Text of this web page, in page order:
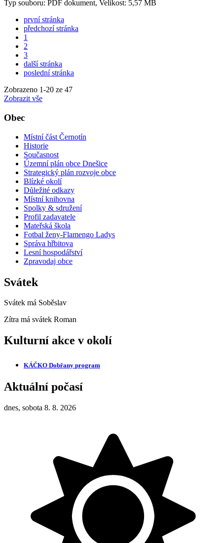
Typ souboru: PDF dokument, Velikost: 5,57 MB
první stránka
předchozí stránka
1
2
3
další stránka
poslední stránka
Zobrazeno 1-20 ze 47
Zobrazit vše
Obec
Místní část Černotín
Historie
Současnost
Územní plán obce Dnešice
Strategický plán rozvoje obce
Blízké okolí
Důležité odkazy
Místní knihovna
Spolky & sdružení
Profil zadavatele
Mateřská škola
Fotbal ženy-Flamengo Ladys
Správa hřbitova
Lesní hospodářství
Zpravodaj obce
Svátek
Svátek má Soběslav
Zítra má svátek Roman
Kulturní akce v okolí
KÁČKO Dobřany program
Aktuální počasí
dnes, sobota 8. 8. 2026